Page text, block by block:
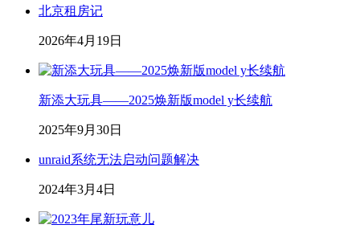
北京租房记
2026年4月19日
新添大玩具——2025焕新版model y长续航
2025年9月30日
unraid系统无法启动问题解决
2024年3月4日